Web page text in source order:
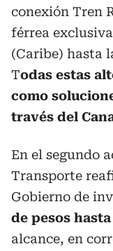
conexión Tren
férrea
(Caribe) hasta
Todas estas
como
través del
En el segundo
Transporte
Gobierno de
de pesos
alcance, en